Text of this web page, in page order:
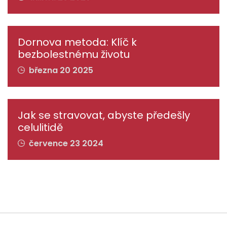
Dornova metoda: Klíč k
bezbolestnému životu
března 20 2025
Jak se stravovat, abyste předešly
celulitidě
července 23 2024